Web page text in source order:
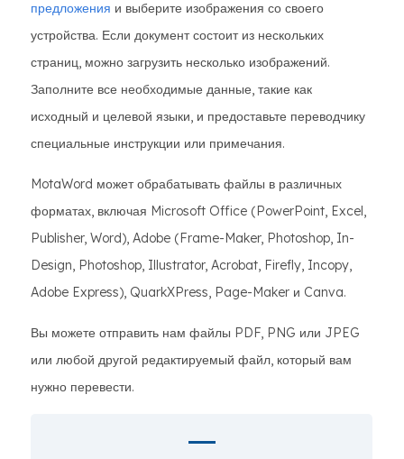
предложения и выберите изображения со своего
устройства. Если документ состоит из нескольких
страниц, можно загрузить несколько изображений.
Заполните все необходимые данные, такие как
исходный и целевой языки, и предоставьте переводчику
специальные инструкции или примечания.
MotaWord может обрабатывать файлы в различных
форматах, включая Microsoft Office (PowerPoint, Excel,
Publisher, Word), Adobe (Frame-Maker, Photoshop, In-
Design, Photoshop, Illustrator, Acrobat, Firefly, Incopy,
Adobe Express), QuarkXPress, Page-Maker и Canva.
Вы можете отправить нам файлы PDF, PNG или JPEG
или любой другой редактируемый файл, который вам
нужно перевести.